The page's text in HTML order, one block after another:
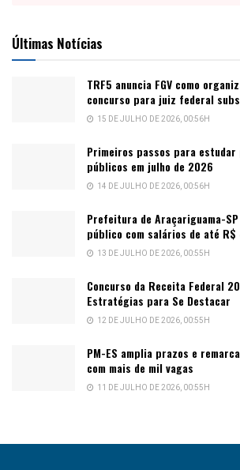
Últimas Notícias
TRF5 anuncia FGV como
concurso para juiz federal
15 DE JULHO DE 2026, 00:56H
Primeiros passos para estudar
públicos em julho de 2026
14 DE JULHO DE 2026, 00:56H
Prefeitura de Araçariguama-
público com salários de até
13 DE JULHO DE 2026, 00:55H
Concurso da Receita Federal
Estratégias para Se Destacar
12 DE JULHO DE 2026, 00:55H
PM-ES amplia prazos e
com mais de mil vagas
11 DE JULHO DE 2026, 00:55H